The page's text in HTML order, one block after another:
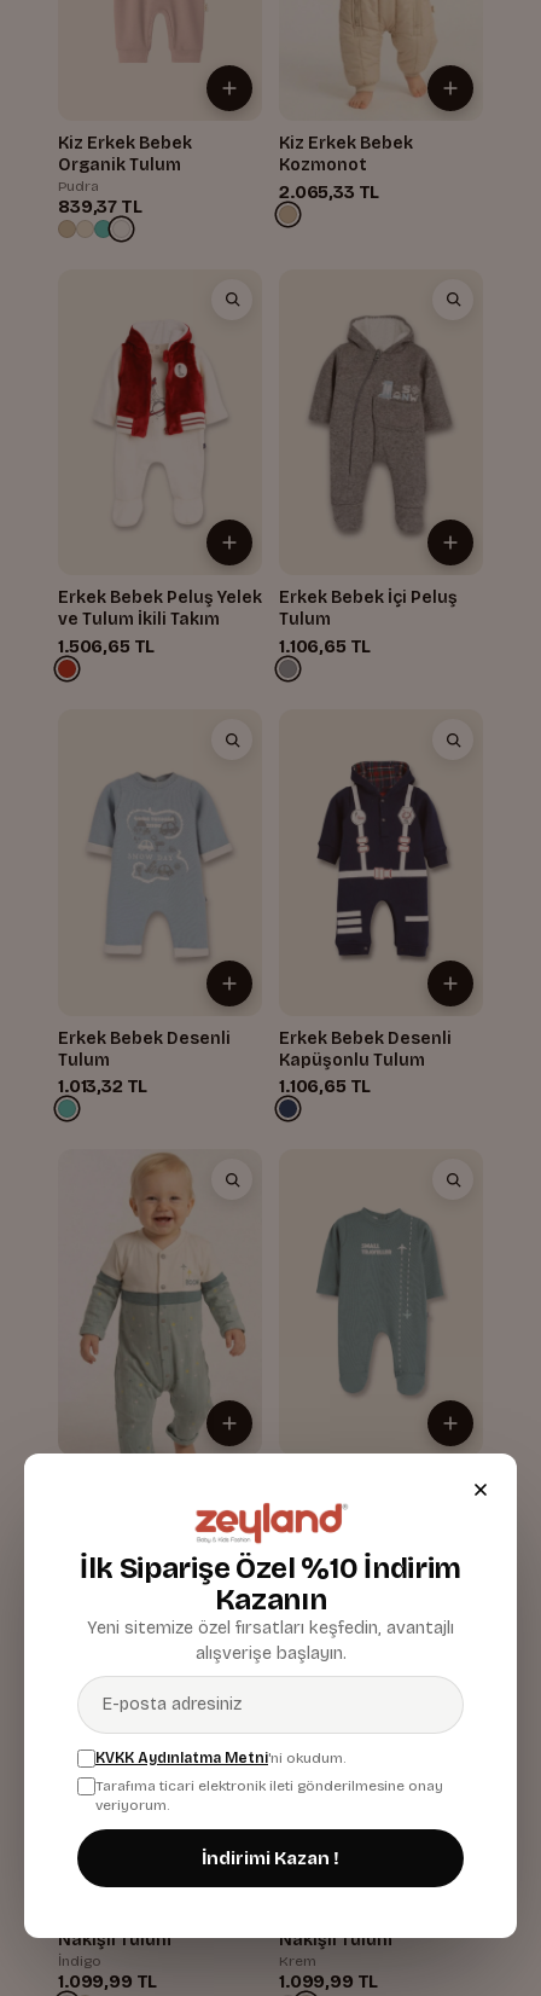
Kiz Erkek Bebek
Organik Tulum
Pudra
839,37 TL
Kiz Erkek Bebek
Kozmonot
2.065,33 TL
Erkek Bebek Peluş Yelek
ve Tulum İkili Takım
1.506,65 TL
Erkek Bebek İçi Peluş
Tulum
1.106,65 TL
Erkek Bebek Desenli
Tulum
1.013,32 TL
Erkek Bebek Desenli
Kapüşonlu Tulum
1.106,65 TL
Örme Tulum
826,65 TL
Nakışlı Tulum
İndigo
1.099,99 TL
Nakışlı Tulum
Krem
1.099,99 TL
İlk Siparişe Özel %10 İndirim
Kazanın
Yeni sitemize özel fırsatları keşfedin, avantajlı
alışverişe başlayın.
KVKK Aydınlatma Metni'ni okudum.
Tarafıma ticari elektronik ileti gönderilmesine onay
veriyorum.
İndirimi Kazan !